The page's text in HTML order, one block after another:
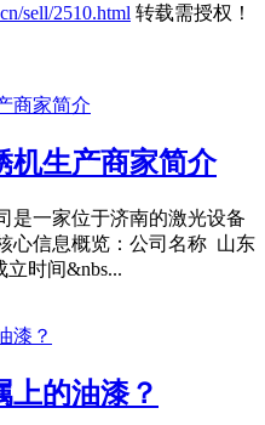
sell/2510.html 转载需授权！
机生产商家简介
是一家位于济南的激光设备
心信息概览：公司名称 山东
时间&nbs...
上的油漆？